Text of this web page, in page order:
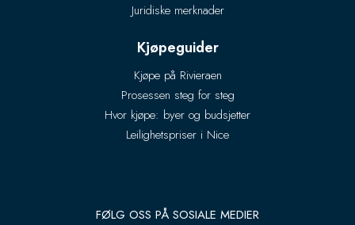
Juridiske merknader
Kjøpeguider
Kjøpe på Rivieraen
Prosessen steg for steg
Hvor kjøpe: byer og budsjetter
Leilighetspriser i Nice
FØLG OSS PÅ SOSIALE MEDIER